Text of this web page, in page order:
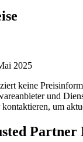
2025
keine
und
kontaktieren, um